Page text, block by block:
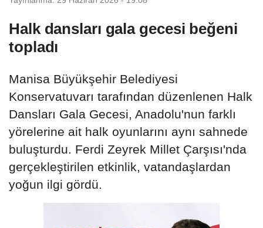
Halk dansları gala gecesi beğeni
topladı
Manisa Büyükşehir Belediyesi
Konservatuvarı tarafından düzenlenen Halk
Dansları Gala Gecesi, Anadolu'nun farklı
yörelerine ait halk oyunlarını aynı sahnede
buluşturdu. Ferdi Zeyrek Millet Çarşısı'nda
gerçekleştirilen etkinlik, vatandaşlardan
yoğun ilgi gördü.